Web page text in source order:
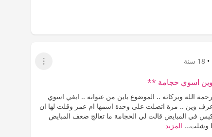
• 18 سنة
عرض القائمة
اسوي حجامة **
الله وبركاته .. الموضوع باين من عنوانه .. ابغي اسوي
وين .. مرة اتصلت على وحدة اسمها ام عمر وقلت لها ان
في المبايض قالت لي الحجامة ما تعالج ضعف المبايض
وشلت... المزيد